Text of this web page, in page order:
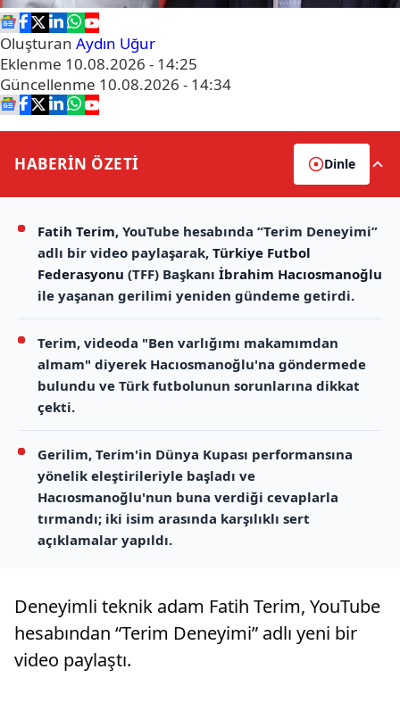
Oluşturan Aydın Uğur
Eklenme 10.08.2026 - 14:25
Güncellenme 10.08.2026 - 14:34
HABERİN ÖZETİ Dinle
Fatih Terim, YouTube hesabında “Terim Deneyimi”
adlı bir video paylaşarak, Türkiye Futbol
Federasyonu (TFF) Başkanı İbrahim Hacıosmanoğlu
ile yaşanan gerilimi yeniden gündeme getirdi.
Terim, videoda "Ben varlığımı makamımdan
almam" diyerek Hacıosmanoğlu'na göndermede
bulundu ve Türk futbolunun sorunlarına dikkat
çekti.
Gerilim, Terim'in Dünya Kupası performansına
yönelik eleştirileriyle başladı ve
Hacıosmanoğlu'nun buna verdiği cevaplarla
tırmandı; iki isim arasında karşılıklı sert
açıklamalar yapıldı.
Deneyimli teknik adam Fatih Terim, YouTube
hesabından “Terim Deneyimi” adlı yeni bir
video paylaştı.